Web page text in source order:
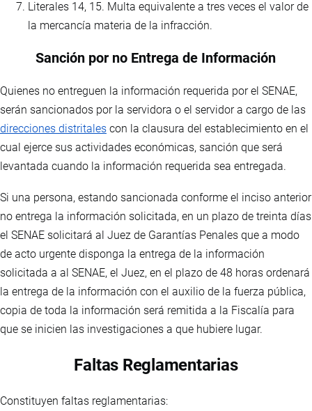
Literales 14, 15. Multa equivalente a tres veces el valor de
la mercancía materia de la infracción.
Sanción por no Entrega de Información
Quienes no entreguen la información requerida por el SENAE,
serán sancionados por la servidora o el servidor a cargo de las
direcciones distritales con la clausura del establecimiento en el
cual ejerce sus actividades económicas, sanción que será
levantada cuando la información requerida sea entregada.
Si una persona, estando sancionada conforme el inciso anterior
no entrega la información solicitada, en un plazo de treinta días
el SENAE solicitará al Juez de Garantías Penales que a modo
de acto urgente disponga la entrega de la información
solicitada a al SENAE, el Juez, en el plazo de 48 horas ordenará
la entrega de la información con el auxilio de la fuerza pública,
copia de toda la información será remitida a la Fiscalía para
que se inicien las investigaciones a que hubiere lugar.
Faltas Reglamentarias
Constituyen faltas reglamentarias: